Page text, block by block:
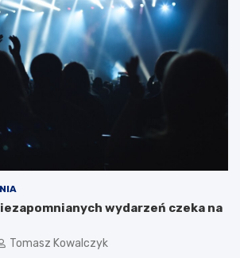
wydarzeń czeka na
Tomasz Kowalczyk